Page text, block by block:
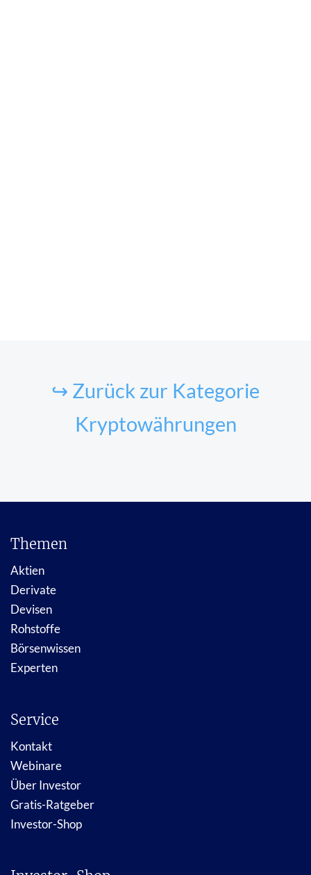
↪ Zurück zur Kategorie
Kryptowährungen
Themen
Aktien
Derivate
Devisen
Rohstoffe
Börsenwissen
Experten
Service
Kontakt
Webinare
Über Investor
Gratis-Ratgeber
Investor-Shop